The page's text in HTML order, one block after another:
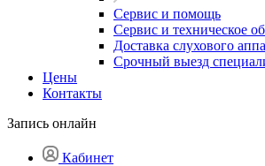
Сервис и помощь
Сервис и техническое
Доставка слухового
Срочный выезд
Цены
Контакты
Запись онлайн
Кабинет